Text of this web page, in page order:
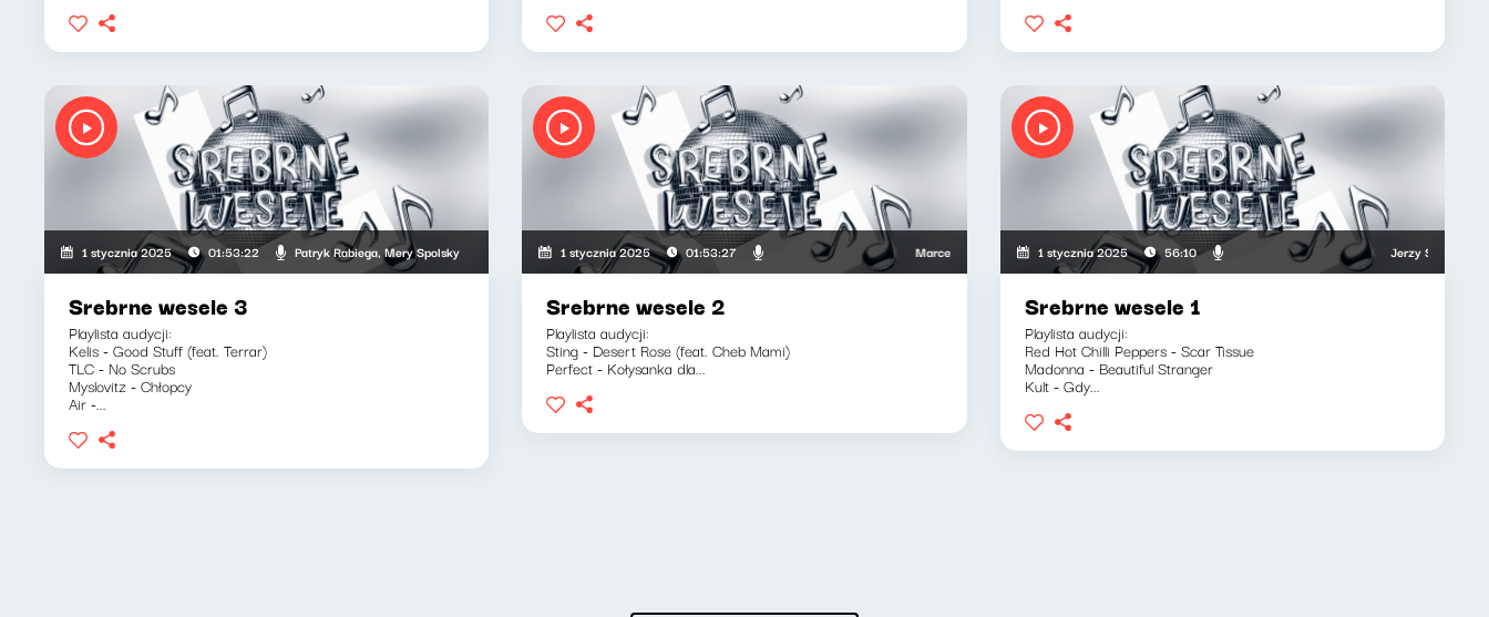
1 stycznia 2025 01:53:22 Patryk Rabiega, Mery Spolsky
Srebrne wesele 3
Playlista audycji:
Kelis - Good Stuff (feat. Terrar)
TLC - No Scrubs
Myslovitz - Chłopcy
Air -...
1 stycznia 2025 01:53:27 Marcelina Słomian, Joanna Kołaczkowska
Srebrne wesele 2
Playlista audycji:
Sting - Desert Rose (feat. Cheb Mami)
Perfect - Kołysanka dla...
1 stycznia 2025 56:10 Jerzy Sosnowski,
Srebrne wesele 1
Playlista audycji:
Red Hot Chilli Peppers - Scar Tissue
Madonna - Beautiful Stranger
Kult - Gdy...